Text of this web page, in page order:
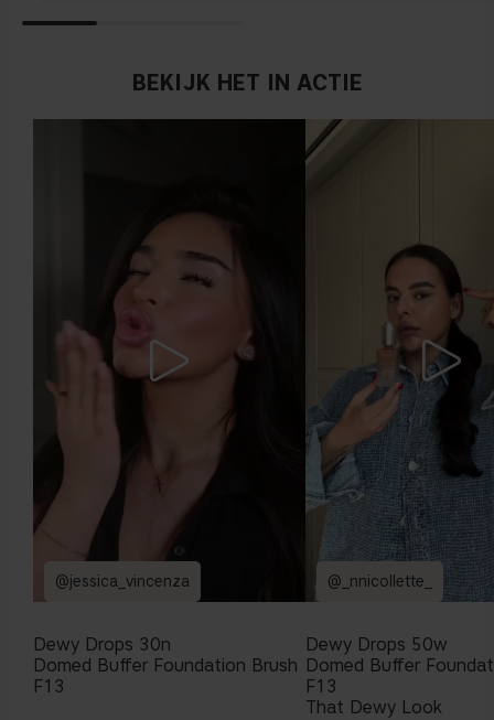
BEKIJK HET IN ACTIE
@jessica_vincenza
Dewy Drops 30n
Domed Buffer Foundation Brush
F13
@_nnicollette_
Dewy Drops 50w
Domed Buffer
F13
That Dewy Look